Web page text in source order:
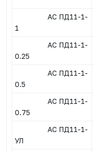
АС ПД11-1-
1
АС ПД11-1-
0.25
АС ПД11-1-
0.5
АС ПД11-1-
0.75
АС ПД11-1-
УЛ